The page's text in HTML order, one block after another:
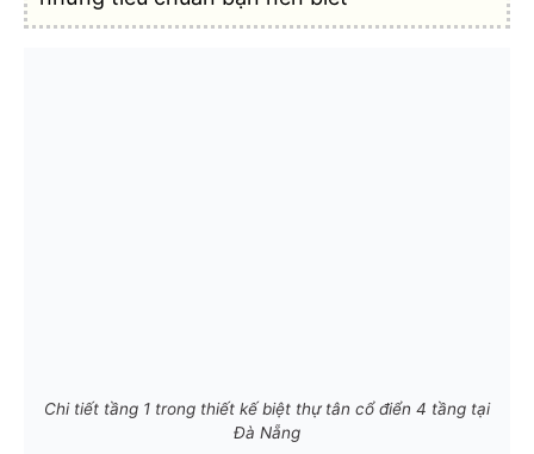
Chi tiết tầng 1 trong thiết kế biệt thự tân cổ điển 4 tầng tại
Đà Nẵng